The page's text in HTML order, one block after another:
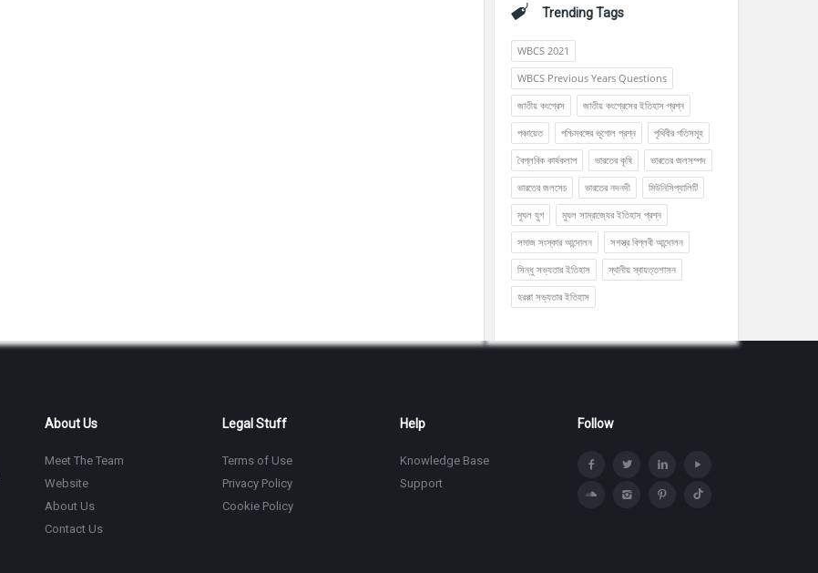
Trending Tags
WBCS 2021
WBCS Previous Years Questions
জাতীয় কংগ্রেস
জাতীয় কংগ্রেসের ইতিহাস প্রশ্ন
পঞ্চায়েত
পশ্চিমবঙ্গের ভূগোল প্রশ্ন
পৃথিবীর গতিসমূহ
বৈপ্লবিক কার্যকলাপ
ভারতের কৃষি
ভারতের জলসম্পদ
ভারতের জলসেচ
ভারতের নদনদী
মিউনিসিপ্যালিটি
মুঘল যুগ
মুঘল সাম্রাজ্যের ইতিহাস প্রশ্ন
সমাজ সংস্কার আন্দোলন
সশস্ত্র বিপ্লবী আন্দোলন
সিন্ধু সভ্যতার ইতিহাস
স্থানীয় স্বায়ত্তশাসন
হরপ্পা সভ্যতার ইতিহাস
About Us
Meet The Team
Website
About Us
Contact Us
Legal Stuff
Terms of Use
Privacy Policy
Cookie Policy
Help
Knowledge Base
Support
Follow